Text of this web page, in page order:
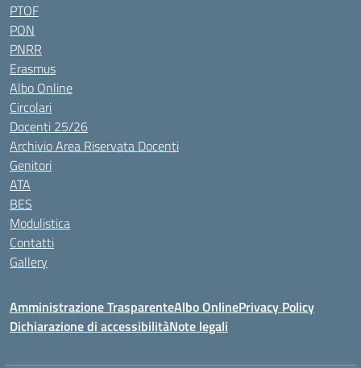
PTOF
PON
PNRR
Erasmus
Albo Online
Circolari
Docenti 25/26
Archivio Area Riservata Docenti
Genitori
ATA
BES
Modulistica
Contatti
Gallery
Amministrazione TrasparenteAlbo OnlinePrivacy Policy
Dichiarazione di accessibilitàNote legali